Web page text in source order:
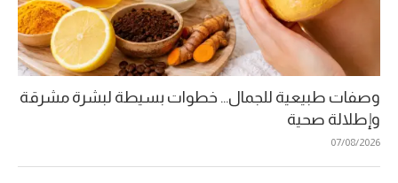
وصفات طبيعية للجمال… خطوات بسيطة لبشرة مشرقة
وإطلالة صحية
07/08/2026